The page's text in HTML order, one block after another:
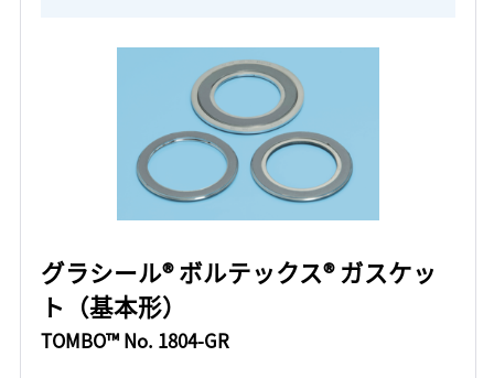
グラシール® ボルテックス® ガスケッ
ト（基本形）
TOMBO™ No. 1804-GR